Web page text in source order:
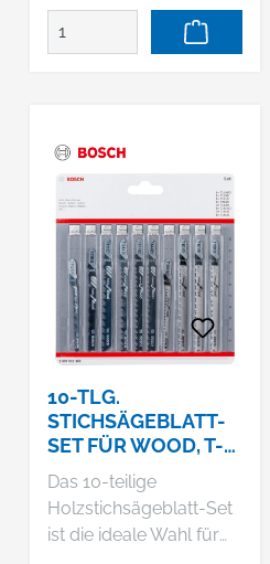
Metall. Es enthält
Blätter für gerade und
zuverlässige Schnitte in
Metall und Metallrohre.
10-TLG.
STICHSÄGEBLATT-
SET FÜR WOOD, T-
SCHAFT
Das 10-teilige
Holzstichsägeblatt-Set
ist die ideale Wahl für